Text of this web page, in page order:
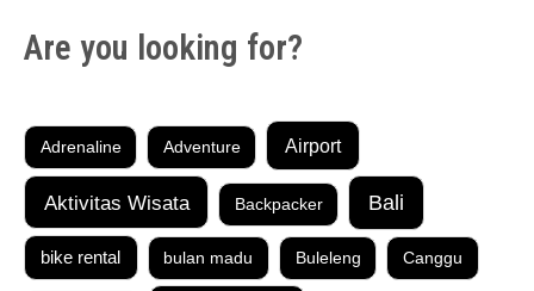
Are you looking for?
Adrenaline Adventure Airport
Aktivitas Wisata Backpacker Bali
bike rental bulan madu Buleleng Canggu